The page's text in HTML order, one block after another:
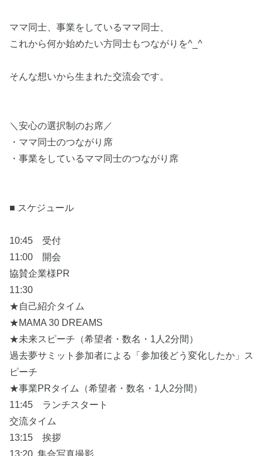
ママ同士、事業をしているママ同士、
これから何か始めたい方同士もつながりを^_^
そんな想いから生まれた交流会です。
＼安心の選択制のお席／
・ママ同士のつながり席
・事業をしているママ同士のつながり席
■ スケジュール
10:45 受付
11:00 開会
協賛企業様PR
11:30
★自己紹介タイム
★MAMA 30 DREAMS
★未来スピーチ（希望者・数名・1人2分間）
過去夢サミット参加者による「参加後どう変化したか」ス
ピーチ
★事業PRタイム（希望者・数名・1人2分間）
11:45 ランチスタート
交流タイム
13:15 挨拶
13:20 集合写真撮影